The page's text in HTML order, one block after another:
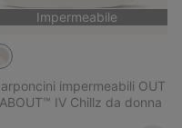
Impermeabile
impermeabili OUT
IV Chillz da donna